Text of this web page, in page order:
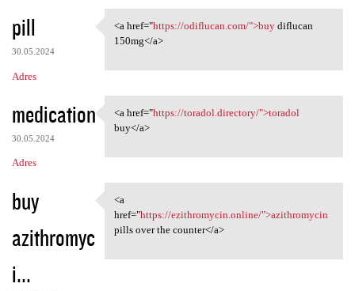
pill
30.05.2024
Adres
<a href="https://odiflucan
<a href="https://odiflucan.com/">buydiflucan
150mg</a>
medication
30.05.2024
Adres
<a href="https://toradol
<a href="https://toradol.directory/">toradol
buy</a>
buy
azithromyc
i...
<a href="https://ezithromycin
<a
href="https://ezithromycin.online/">azithromycin
pills over the counter</a>